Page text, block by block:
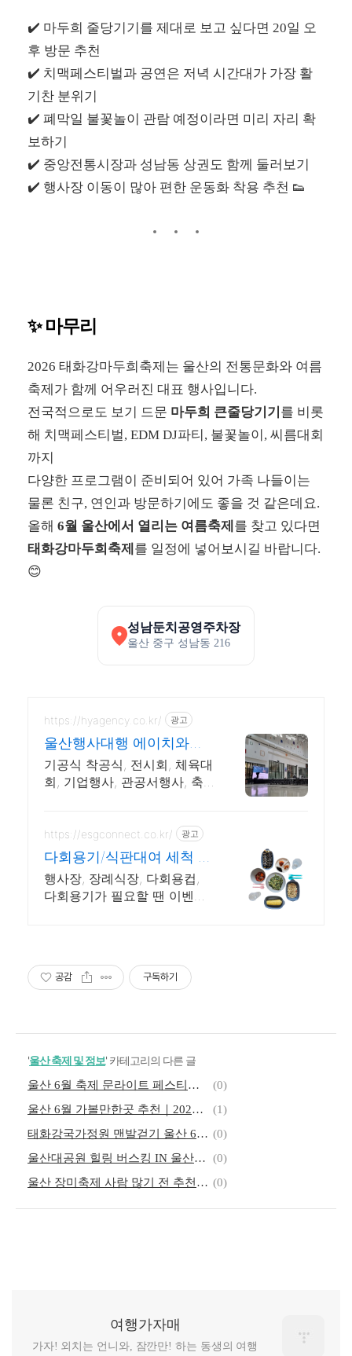
✔️ 마두희 줄당기기를 제대로 보고 싶다면 20일 오
후 방문 추천
✔️ 치맥페스티벌과 공연은 저녁 시간대가 가장 활
기찬 분위기
✔️ 폐막일 불꽃놀이 관람 예정이라면 미리 자리 확
보하기
✔️ 중앙전통시장과 성남동 상권도 함께 둘러보기
✔️ 행사장 이동이 많아 편한 운동화 착용 추천 👟
✨ 마무리
2026 태화강마두희축제는 울산의 전통문화와 여름
축제가 함께 어우러진 대표 행사입니다.
전국적으로도 보기 드문 마두희 큰줄당기기 를 비롯
해 치맥페스티벌, EDM DJ파티, 불꽃놀이, 씨름대회
까지
다양한 프로그램이 준비되어 있어 가족 나들이는
물론 친구, 연인과 방문하기에도 좋을 것 같은데요.
올해 6월 울산에서 열리는 여름축제 를 찾고 있다면
태화강마두희축제 를 일정에 넣어보시길 바랍니다.
😊
성남둔치공영주차장
울산 중구 성남동 216
https://hyagency.co.kr/ 광고
울산행사대행 에이치와이
기획 각종행사 전문업체
기공식 착공식, 전시회, 체육대
회, 기업행사, 관공서행사, 축
https://esgconnect.co.kr/ 광고
다회용기/식판대여 세척 순
환
행사장, 장례식장, 다회용컵,
다회용기가 필요할 땐 이벤저
공감 구독하기
'울산 축제 및 정보' 카테고리의 다른 글
울산 6월 축제 문라이트 페스티벌 2026 | 라인업·열기구 체험·달빛야장
(0)
울산 6월 가볼만한곳 추천｜2026 울산 축제 일정 모음
(1)
태화강국가정원 맨발걷기 울산 6월 행사 예약 | 2026 맨발로 놀자 in 울산 (0)
울산대공원 힐링 버스킹 IN 울산대공원 | 6월 일정 및 관람 후기
(0)
울산 장미축제 사람 많기 전 추천｜울산대공원 장미원 5월 16일 개화상황 (0)
여행가자매
가자! 외치는 언니와, 잠깐만! 하는 동생의 여행